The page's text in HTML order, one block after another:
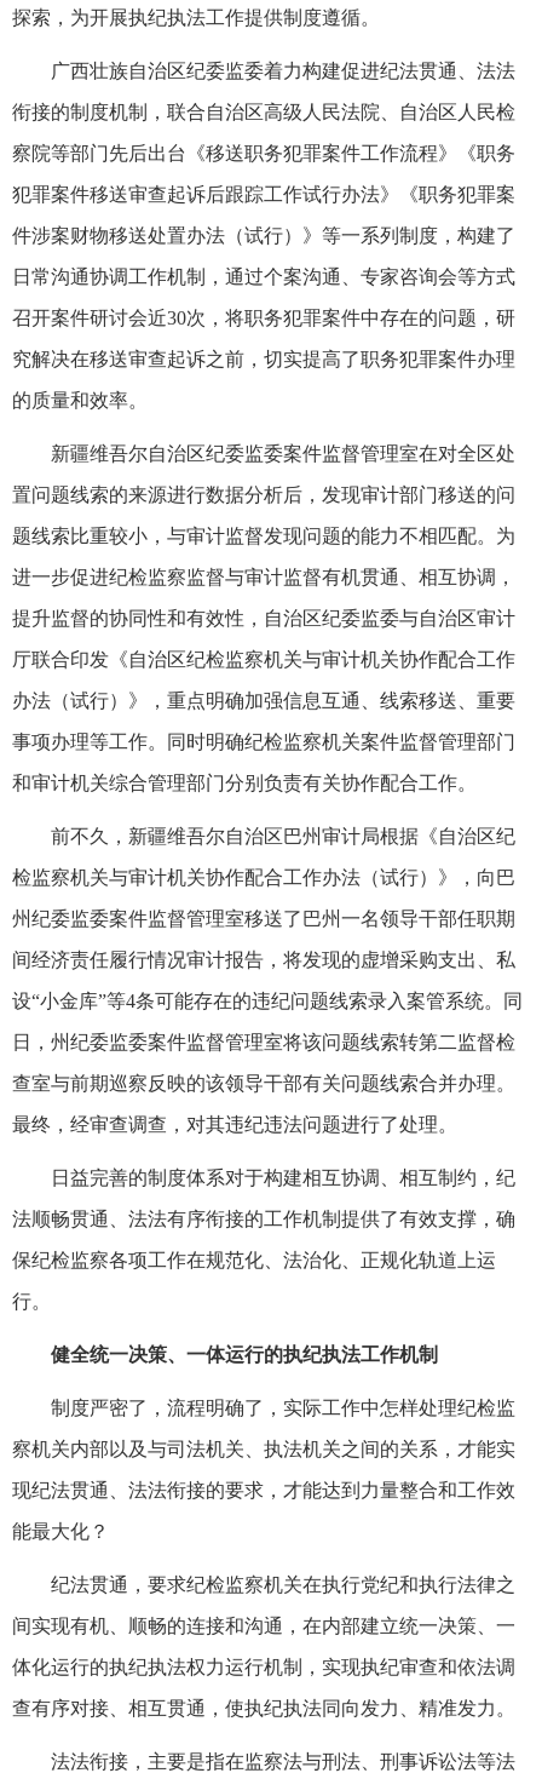
探索，为开展执纪执法工作提供制度遵循。
广西壮族自治区纪委监委着力构建促进纪法贯通、法法
衔接的制度机制，联合自治区高级人民法院、自治区人民检
察院等部门先后出台《移送职务犯罪案件工作流程》《职务
犯罪案件移送审查起诉后跟踪工作试行办法》《职务犯罪案
件涉案财物移送处置办法（试行）》等一系列制度，构建了
日常沟通协调工作机制，通过个案沟通、专家咨询会等方式
召开案件研讨会近30次，将职务犯罪案件中存在的问题，研
究解决在移送审查起诉之前，切实提高了职务犯罪案件办理
的质量和效率。
新疆维吾尔自治区纪委监委案件监督管理室在对全区处
置问题线索的来源进行数据分析后，发现审计部门移送的问
题线索比重较小，与审计监督发现问题的能力不相匹配。为
进一步促进纪检监察监督与审计监督有机贯通、相互协调，
提升监督的协同性和有效性，自治区纪委监委与自治区审计
厅联合印发《自治区纪检监察机关与审计机关协作配合工作
办法（试行）》，重点明确加强信息互通、线索移送、重要
事项办理等工作。同时明确纪检监察机关案件监督管理部门
和审计机关综合管理部门分别负责有关协作配合工作。
前不久，新疆维吾尔自治区巴州审计局根据《自治区纪
检监察机关与审计机关协作配合工作办法（试行）》，向巴
州纪委监委案件监督管理室移送了巴州一名领导干部任职期
间经济责任履行情况审计报告，将发现的虚增采购支出、私
设“小金库”等4条可能存在的违纪问题线索录入案管系统。同
日，州纪委监委案件监督管理室将该问题线索转第二监督检
查室与前期巡察反映的该领导干部有关问题线索合并办理。
最终，经审查调查，对其违纪违法问题进行了处理。
日益完善的制度体系对于构建相互协调、相互制约，纪
法顺畅贯通、法法有序衔接的工作机制提供了有效支撑，确
保纪检监察各项工作在规范化、法治化、正规化轨道上运
行。
健全统一决策、一体运行的执纪执法工作机制
制度严密了，流程明确了，实际工作中怎样处理纪检监
察机关内部以及与司法机关、执法机关之间的关系，才能实
现纪法贯通、法法衔接的要求，才能达到力量整合和工作效
能最大化？
纪法贯通，要求纪检监察机关在执行党纪和执行法律之
间实现有机、顺畅的连接和沟通，在内部建立统一决策、一
体化运行的执纪执法权力运行机制，实现执纪审查和依法调
查有序对接、相互贯通，使执纪执法同向发力、精准发力。
法法衔接，主要是指在监察法与刑法、刑事诉讼法等法